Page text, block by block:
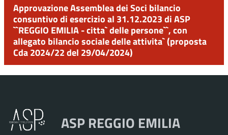
Approvazione Assemblea dei Soci bilancio
consuntivo di esercizio al 31.12.2023 di ASP
``REGGIO EMILIA - citta` delle persone``, con
allegato bilancio sociale delle attivita` (proposta
Cda 2024/22 del 29/04/2024)
ASP REGGIO EMILIA